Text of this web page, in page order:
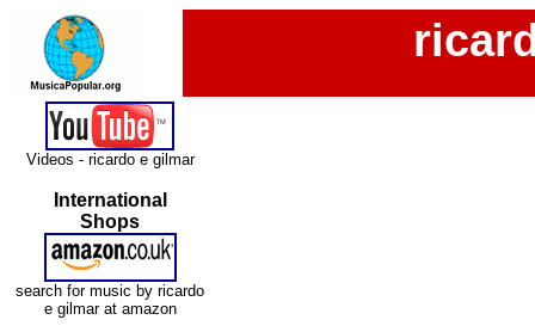
Videos - ricardo e gilmar
International
Shops
search for music by ricardo
e gilmar at amazon